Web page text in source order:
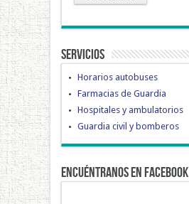
Servicios
Horarios autobuses
Farmacias de Guardia
Hospitales y ambulatorios
Guardia civil y bomberos
Encuéntranos en Facebook